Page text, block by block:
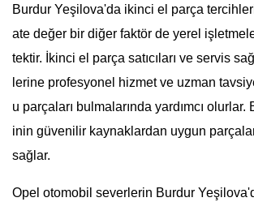
Burdur Yeşilova'da ikinci el parça
ate değer bir diğer faktör de yerel
tektir. İkinci el parça satıcıları ve servis
lerine profesyonel hizmet ve uzman
u parçaları bulmalarında yardımcı
inin güvenilir kaynaklardan uygun
sağlar.
Opel otomobil severlerin Burdur